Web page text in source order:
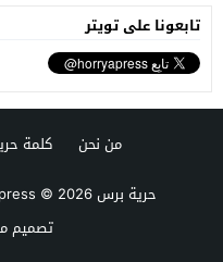
تابعونا على تويتر
من نحن كلمة
حرية برس Horrya press© 2026 جميع الحقوق محفوظة.
تصميم